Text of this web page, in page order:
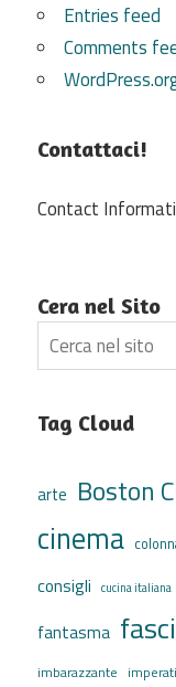
Entries feed
Comments
Contattaci!
Contact
Cera nel Sito
Search
Tag Cloud
arte Boston
cinema
consigli cucina italiana
fantasma
imbarazzante